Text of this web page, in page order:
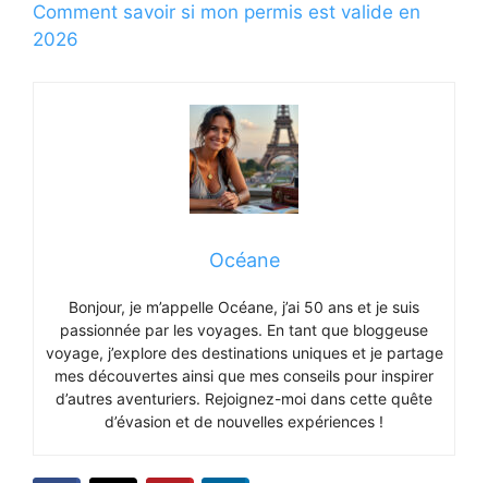
Comment savoir si mon permis est valide en
2026
Océane
Bonjour, je m’appelle Océane, j’ai 50 ans et je suis
passionnée par les voyages. En tant que bloggeuse
voyage, j’explore des destinations uniques et je partage
mes découvertes ainsi que mes conseils pour inspirer
d’autres aventuriers. Rejoignez-moi dans cette quête
d’évasion et de nouvelles expériences !